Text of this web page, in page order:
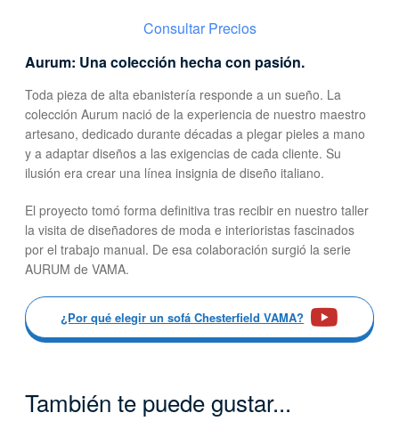
Consultar Precios
Aurum: Una colección hecha con pasión.
Toda pieza de alta ebanistería responde a un sueño. La
colección Aurum nació de la experiencia de nuestro maestro
artesano, dedicado durante décadas a plegar pieles a mano
y a adaptar diseños a las exigencias de cada cliente. Su
ilusión era crear una línea insignia de diseño italiano.
El proyecto tomó forma definitiva tras recibir en nuestro taller
la visita de diseñadores de moda e interioristas fascinados
por el trabajo manual. De esa colaboración surgió la serie
AURUM de VAMA.
¿Por qué elegir un sofá Chesterfield VAMA?
También te puede gustar...